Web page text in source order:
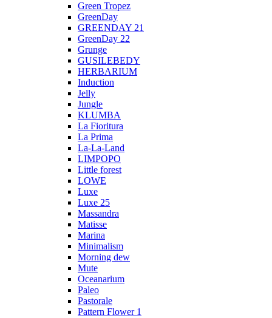
Green Tropez
GreenDay
GREENDAY 21
GreenDay 22
Grunge
GUSILEBEDY
HERBARIUM
Induction
Jelly
Jungle
KLUMBA
La Fioritura
La Prima
La-La-Land
LIMPOPO
Little forest
LOWE
Luxe
Luxe 25
Massandra
Matisse
Marina
Minimalism
Morning dew
Mute
Oceanarium
Paleo
Pastorale
Pattern Flower 1